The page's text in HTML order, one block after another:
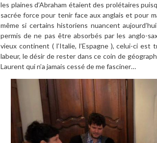
les plaines d’Abraham étaient des prolétaires
sacrée force pour tenir face aux anglais et pour
même si certains historiens nuancent
permis de ne pas être absorbés par les anglo-
vieux continent ( l’Italie, l’Espagne ), celui-ci
labeur, le désir de rester dans ce coin de
Laurent qui n’a jamais cessé de me fasciner…